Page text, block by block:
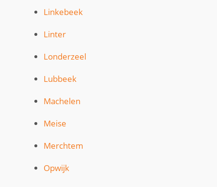
Linkebeek
Linter
Londerzeel
Lubbeek
Machelen
Meise
Merchtem
Opwijk